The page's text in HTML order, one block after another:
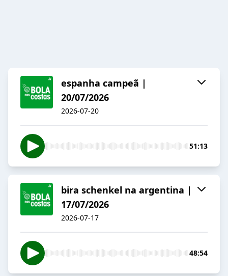
espanha campeã |
20/07/2026
2026-07-20
51:13
bira schenkel na argentina |
17/07/2026
2026-07-17
48:54